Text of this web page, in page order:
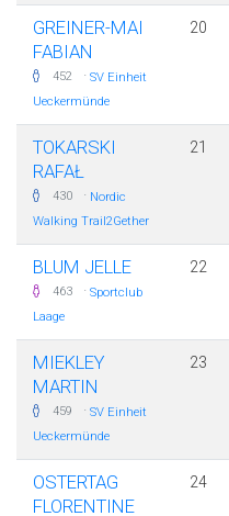
GREINER-MAI
FABIAN
452 · SV Einheit
Ueckermünde
20
TOKARSKI
RAFAŁ
430 · Nordic
Walking Trail2Gether
21
BLUM JELLE
463 · Sportclub
Laage
22
MIEKLEY
MARTIN
459 · SV Einheit
Ueckermünde
23
OSTERTAG
FLORENTINE
24